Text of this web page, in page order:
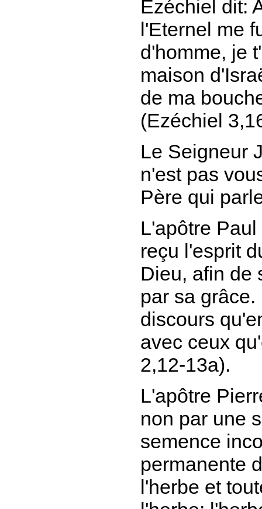
Ezéchiel dit:
l'Eternel me
d'homme, je
maison
de ma
(Ezéchiel
Le Seigneur
n'est pas
Père qui
L'apôtre
reçu l'esprit
Dieu, afin de
par sa
discours
avec ceux
2,12-13a).
L'apôtre
non par une
semence
permanente
l'herbe et